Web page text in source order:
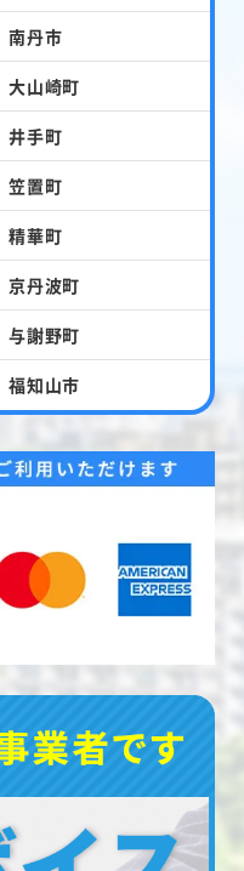
南丹市
大山崎町
井手町
笠置町
精華町
京丹波町
与謝野町
福知山市